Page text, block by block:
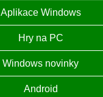
Aplikace Windows
Hry na PC
Windows novinky
Android